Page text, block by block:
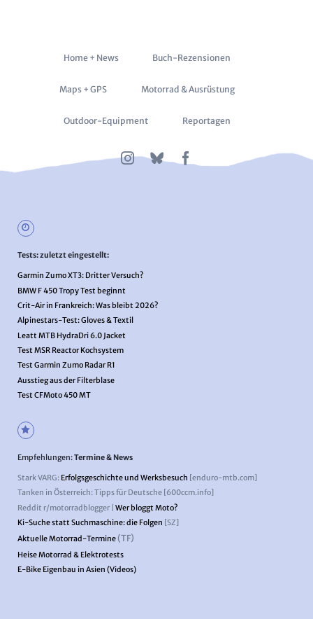
Navigation
Home + News Buch-Rezensionen
Maps + GPS Motorrad & Ausrüstung
Outdoor-Equipment Reportagen
Tests: zuletzt eingestellt:
Garmin Zumo XT3: Dritter Versuch?
BMW F 450 Tropy Test beginnt
Crit-Air in Frankreich: Was bleibt 2026?
Alpinestars-Test: Gloves & Textil
Leatt MTB HydraDri 6.0 Jacket
Test MSR Reactor Kochsystem
Test Garmin Zumo Radar R1
Ausstieg aus der Filterblase
Test CFMoto 450 MT
Empfehlungen:Termine & News
Stark VARG: Erfolgsgeschichte und Werksbesuch [enduro-mtb.com]
Tanken in Österreich: Tipps für Deutsche [600ccm.info]
Reddit r/motorradblogger | Wer bloggt Moto?
Ki-Suche statt Suchmaschine: die Folgen [SZ]
Aktuelle Motorrad-Termine(TF)
Heise Motorrad & Elektrotests
E-Bike Eigenbau in Asien (Videos)